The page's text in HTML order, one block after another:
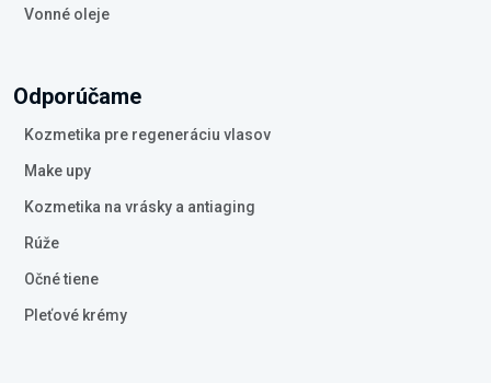
Vonné oleje
Odporúčame
Kozmetika pre regeneráciu vlasov
Make upy
Kozmetika na vrásky a antiaging
Rúže
Očné tiene
Pleťové krémy